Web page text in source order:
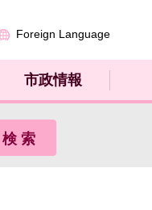
Foreign Language
市政情報